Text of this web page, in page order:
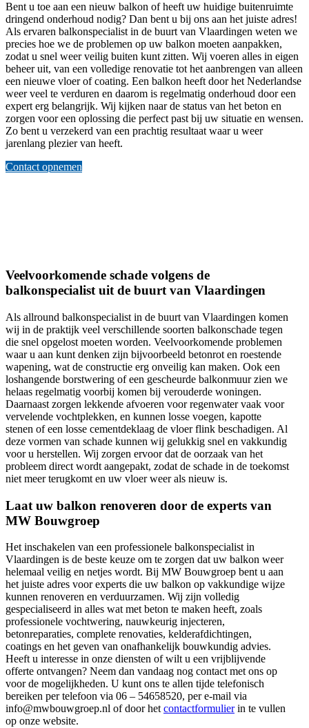
Bent u toe aan een nieuw balkon of heeft uw huidige buitenruimte
dringend onderhoud nodig? Dan bent u bij ons aan het juiste adres!
Als ervaren balkonspecialist in de buurt van Vlaardingen weten we
precies hoe we de problemen op uw balkon moeten aanpakken,
zodat u snel weer veilig buiten kunt zitten. Wij voeren alles in eigen
beheer uit, van een volledige renovatie tot het aanbrengen van alleen
een nieuwe vloer of coating. Een balkon heeft door het Nederlandse
weer veel te verduren en daarom is regelmatig onderhoud door een
expert erg belangrijk. Wij kijken naar de status van het beton en
zorgen voor een oplossing die perfect past bij uw situatie en wensen.
Zo bent u verzekerd van een prachtig resultaat waar u weer
jarenlang plezier van heeft.
Contact opnemen
Veelvoorkomende schade volgens de
balkonspecialist uit de buurt van Vlaardingen
Als allround balkonspecialist in de buurt van Vlaardingen komen
wij in de praktijk veel verschillende soorten balkonschade tegen
die snel opgelost moeten worden. Veelvoorkomende problemen
waar u aan kunt denken zijn bijvoorbeeld betonrot en roestende
wapening, wat de constructie erg onveilig kan maken. Ook een
loshangende borstwering of een gescheurde balkonmuur zien we
helaas regelmatig voorbij komen bij verouderde woningen.
Daarnaast zorgen lekkende afvoeren voor regenwater vaak voor
vervelende vochtplekken, en kunnen losse voegen, kapotte
stenen of een losse cementdeklaag de vloer flink beschadigen. Al
deze vormen van schade kunnen wij gelukkig snel en vakkundig
voor u herstellen. Wij zorgen ervoor dat de oorzaak van het
probleem direct wordt aangepakt, zodat de schade in de toekomst
niet meer terugkomt en uw vloer weer als nieuw is.
Laat uw balkon renoveren door de experts van
MW Bouwgroep
Het inschakelen van een professionele balkonspecialist in
Vlaardingen is de beste keuze om te zorgen dat uw balkon weer
helemaal veilig en netjes wordt. Bij MW Bouwgroep bent u aan
het juiste adres voor experts die uw balkon op vakkundige wijze
kunnen renoveren en verduurzamen. Wij zijn volledig
gespecialiseerd in alles wat met beton te maken heeft, zoals
professionele vochtwering, nauwkeurig injecteren,
betonreparaties, complete renovaties, kelderafdichtingen,
coatings en het geven van onafhankelijk bouwkundig advies.
Heeft u interesse in onze diensten of wilt u een vrijblijvende
offerte ontvangen? Neem dan vandaag nog contact met ons op
voor de mogelijkheden. U kunt ons te allen tijde telefonisch
bereiken per telefoon via 06 – 54658520, per e-mail via
info@mwbouwgroep.nl of door het contactformulierin te vullen
op onze website.